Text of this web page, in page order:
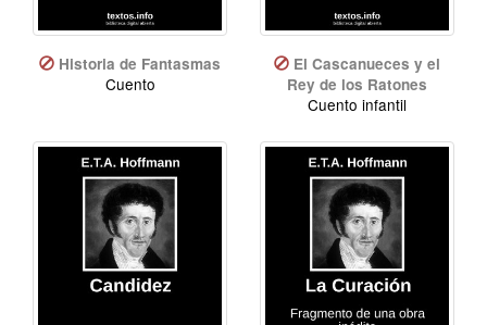
Historia de Fantasmas
Cuento
El Cascanueces y el
Rey de los Ratones
Cuento infantil